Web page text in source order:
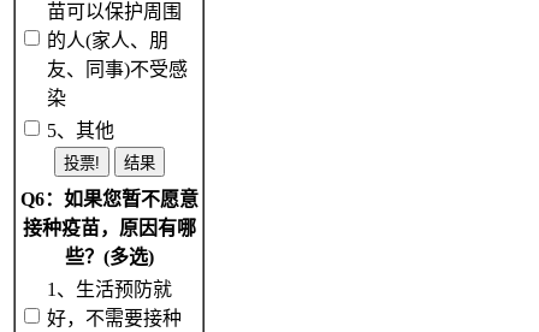
苗可以保护周围
的人(家人、朋
友、同事)不受感
染
5、其他
Q6：如果您暂不愿意
接种疫苗，原因有哪
些？(多选)
1、生活预防就
好，不需要接种